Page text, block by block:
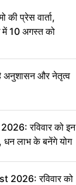
की प्रेस वार्ता,
में 10 अगस्त को
अनुशासन और नेतृत्व
रविवार को इन
धन लाभ के बनेंगे योग
रविवार को